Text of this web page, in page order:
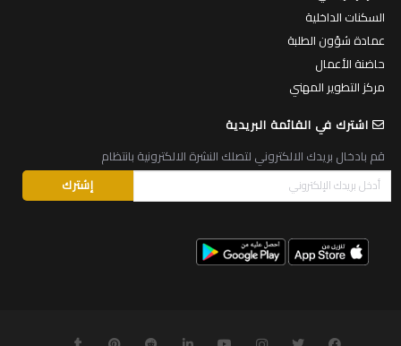
السكنات الداخلية
عمادة شؤون الطلبة
حاضنة الأعمال
مركز التطوير المهني
اشترك في القائمة البريدية
قم بادخال بريدك الالكتروني لتصلك النشرة الالكترونية بانتظام